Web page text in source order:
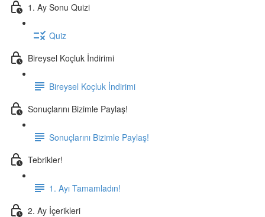
1. Ay Sonu Quizi
Quiz
Bireysel Koçluk İndirimi
Bireysel Koçluk İndirimi
Sonuçlarını Bizimle Paylaş!
Sonuçlarını Bizimle Paylaş!
Tebrikler!
1. Ayı Tamamladın!
2. Ay İçerikleri